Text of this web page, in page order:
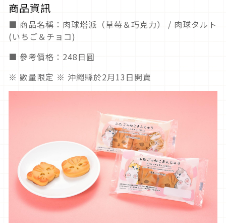
商品資訊
■ 商品名稱：肉球塔派（草莓＆巧克力） / 肉球タルト
(いちご＆チョコ)
■ 參考價格：248日圓
※ 數量限定 ※ 沖繩縣於2月13日開賣